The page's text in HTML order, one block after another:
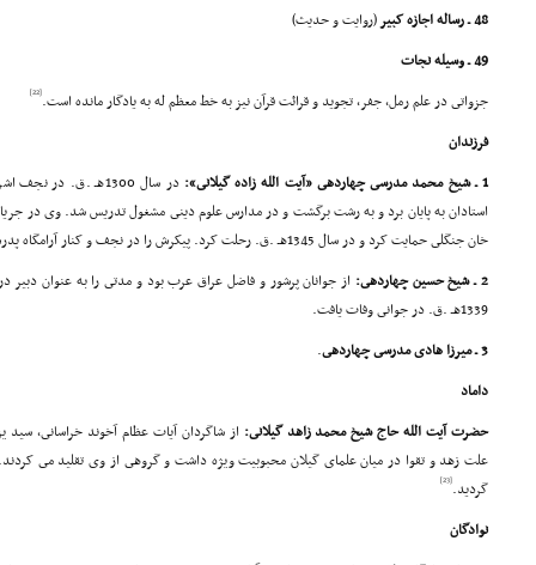
48 ـ رساله اجازه کبیر
(روایت و حدیث)
49 ـ وسیله نجات
جزواتى در علم رمل، جفر، تجوید و قرائت قرآن نیز به خط معظم له به یادگار مانده است.[22]
فرزندان
1 ـ شیخ محمد مدرسى چهاردهى «آیت الله زاده گیلانى»:
در سال 1300هـ .ق. در
استادان به پایان برد و به رشت برگشت و در مدارس علوم دینى مشغول تدریس شد. وى در
خان جنگلى حمایت کرد و در سال 1345هـ .ق. رحلت کرد. پیکرش را در نجف و کنار آرامگاه پدرش به خاک سپردند.
2 ـ شیخ حسین چهاردهى:
از جوانان پرشور و فاضل عراق عرب بود و مدتى را به عنوان
1339هـ .ق. در جوانى وفات یافت.
3 ـ میرزا هادى مدرسى چهاردهى
.
داماد
حضرت آیت الله حاج شیخ محمد زاهد گیلانى: از شاگردان آیات عظام آخوند خراسانى،
گردید.[23]
نوادگان